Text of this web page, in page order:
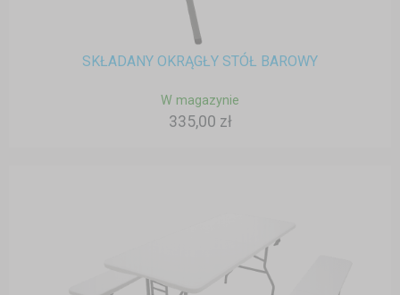
SKŁADANY OKRĄGŁY STÓŁ BAROWY
W magazynie
335,00 zł